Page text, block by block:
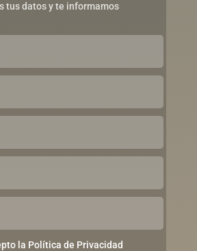
tus datos y te informamos
la Política de Privacidad